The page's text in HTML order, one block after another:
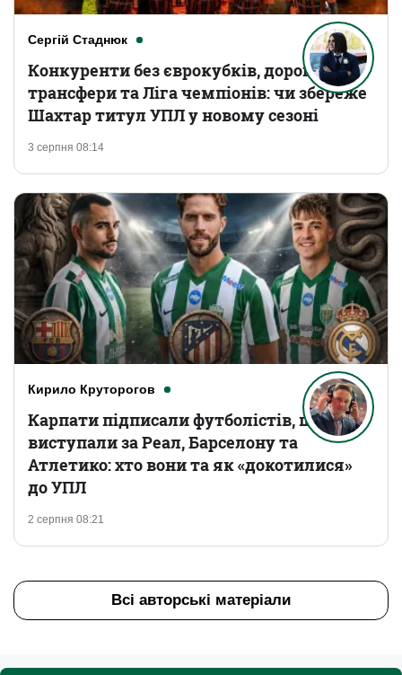
Сергій Стаднюк
3 серпня 08:14
Конкуренти без єврокубків, дорогі
трансфери та Ліга чемпіонів: чи збереже
Шахтар титул УПЛ у новому сезоні
Кирило Круторогов
2 серпня 08:21
Карпати підписали футболістів, що
виступали за Реал, Барселону та
Атлетико: хто вони та як «докотилися»
до УПЛ
Всі авторські матеріали